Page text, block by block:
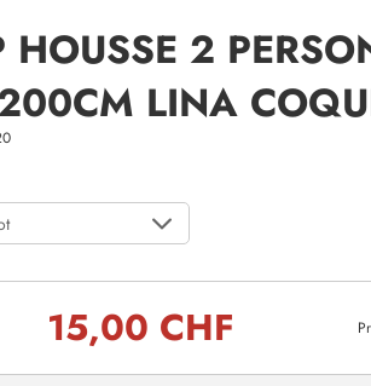
HOUSSE 2
LINA
15,00 CHF